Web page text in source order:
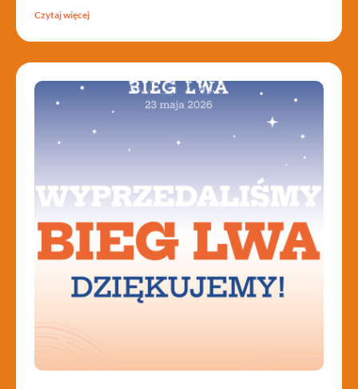
Czytaj więcej